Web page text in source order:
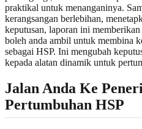
praktikal untuk menanganinya.
kerangsangan berlebihan,
keputusan, laporan ini
boleh anda ambil untuk membina
sebagai HSP. Ini mengubah
kepada alatan dinamik untuk
Jalan Anda Ke
Pertumbuhan HSP